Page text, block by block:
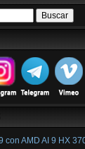
con AMD AI 9 HX